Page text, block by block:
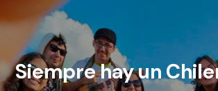
Siempre hay un